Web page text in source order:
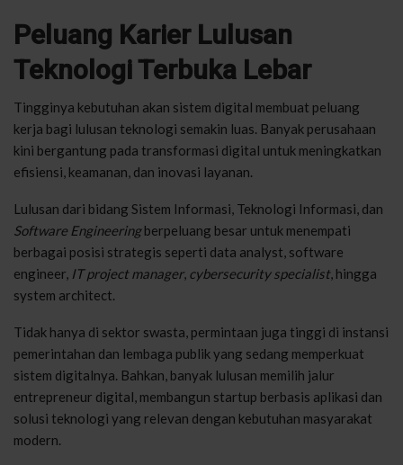
Peluang Karier Lulusan
Teknologi Terbuka Lebar
Tingginya kebutuhan akan sistem digital membuat peluang
kerja bagi lulusan teknologi semakin luas. Banyak perusahaan
kini bergantung pada transformasi digital untuk meningkatkan
efisiensi, keamanan, dan inovasi layanan.
Lulusan dari bidang Sistem Informasi, Teknologi Informasi, dan
Software Engineeringberpeluang besar untuk menempati
berbagai posisi strategis seperti data analyst, software
engineer, IT project manager, cybersecurity specialist, hingga
system architect.
Tidak hanya di sektor swasta, permintaan juga tinggi di instansi
pemerintahan dan lembaga publik yang sedang memperkuat
sistem digitalnya. Bahkan, banyak lulusan memilih jalur
entrepreneur digital, membangun startup berbasis aplikasi dan
solusi teknologi yang relevan dengan kebutuhan masyarakat
modern.